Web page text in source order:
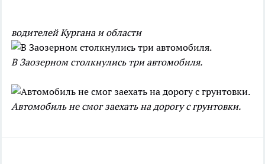
водителей Кургана и области
В Заозерном столкнулись три автомобиля.
Автомобиль не смог заехать на дорогу с грунтовки.